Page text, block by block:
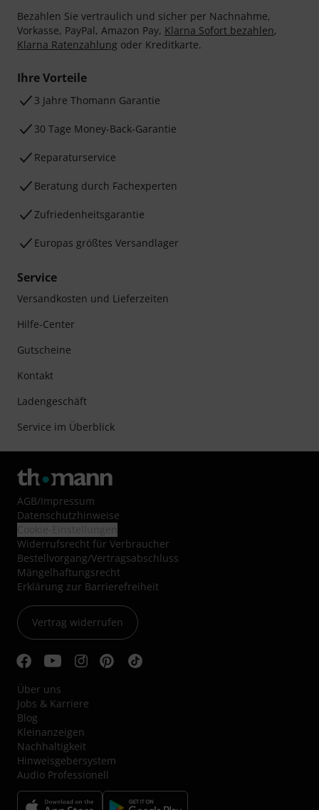
Bezahlen Sie vertraulich und sicher per Nachnahme,
Vorkasse, PayPal, Amazon Pay, Klarna Sofort bezahlen,
Klarna Ratenzahlung oder Kreditkarte.
Ihre Vorteile
3 Jahre Thomann Garantie
30 Tage Money-Back-Garantie
Reparaturservice
Beratung durch Fachexperten
Zufriedenheitsgarantie
Europas größtes Versandlager
Service
Versandkosten und Lieferzeiten
Hilfe-Center
Gutscheine
Kontakt
Ladengeschäft
Service im Überblick
AGB/Impressum
Datenschutzhinweise
Widerrufsrecht für Verbraucher
Bestellvorgang/Vertragsabschluss
Mängelhaftungsrecht
Erklärung zur Barrierefreiheit
Vertrag widerrufen
Über uns
Jobs & Karriere
Blog
Kleinanzeigen
Nachhaltigkeit
Hinweisgebersystem
Audio Professionell